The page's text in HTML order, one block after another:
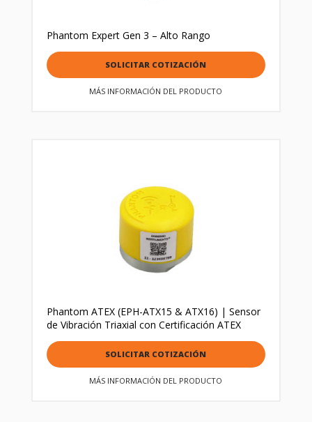
Phantom Expert Gen 3 – Alto Rango
SOLICITAR COTIZACIÓN
MÁS INFORMACIÓN DEL PRODUCTO
Phantom ATEX (EPH-ATX15 & ATX16) | Sensor
de Vibración Triaxial con Certificación ATEX
SOLICITAR COTIZACIÓN
MÁS INFORMACIÓN DEL PRODUCTO